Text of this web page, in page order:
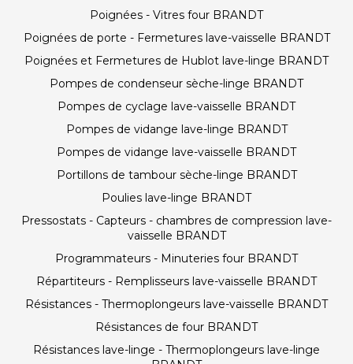
Poignées - Vitres four BRANDT
Poignées de porte - Fermetures lave-vaisselle BRANDT
Poignées et Fermetures de Hublot lave-linge BRANDT
Pompes de condenseur sèche-linge BRANDT
Pompes de cyclage lave-vaisselle BRANDT
Pompes de vidange lave-linge BRANDT
Pompes de vidange lave-vaisselle BRANDT
Portillons de tambour sèche-linge BRANDT
Poulies lave-linge BRANDT
Pressostats - Capteurs - chambres de compression lave-
vaisselle BRANDT
Programmateurs - Minuteries four BRANDT
Répartiteurs - Remplisseurs lave-vaisselle BRANDT
Résistances - Thermoplongeurs lave-vaisselle BRANDT
Résistances de four BRANDT
Résistances lave-linge - Thermoplongeurs lave-linge